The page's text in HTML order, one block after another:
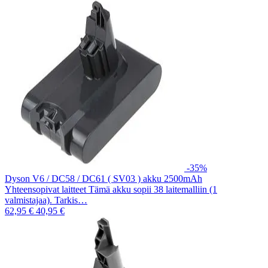
-35%
Dyson V6 / DC58 / DC61 ( SV03 ) akku 2500mAh
Yhteensopivat laitteet Tämä akku sopii 38 laitemalliin (1
valmistajaa). Tarkis…
62,95 € 40,95 €